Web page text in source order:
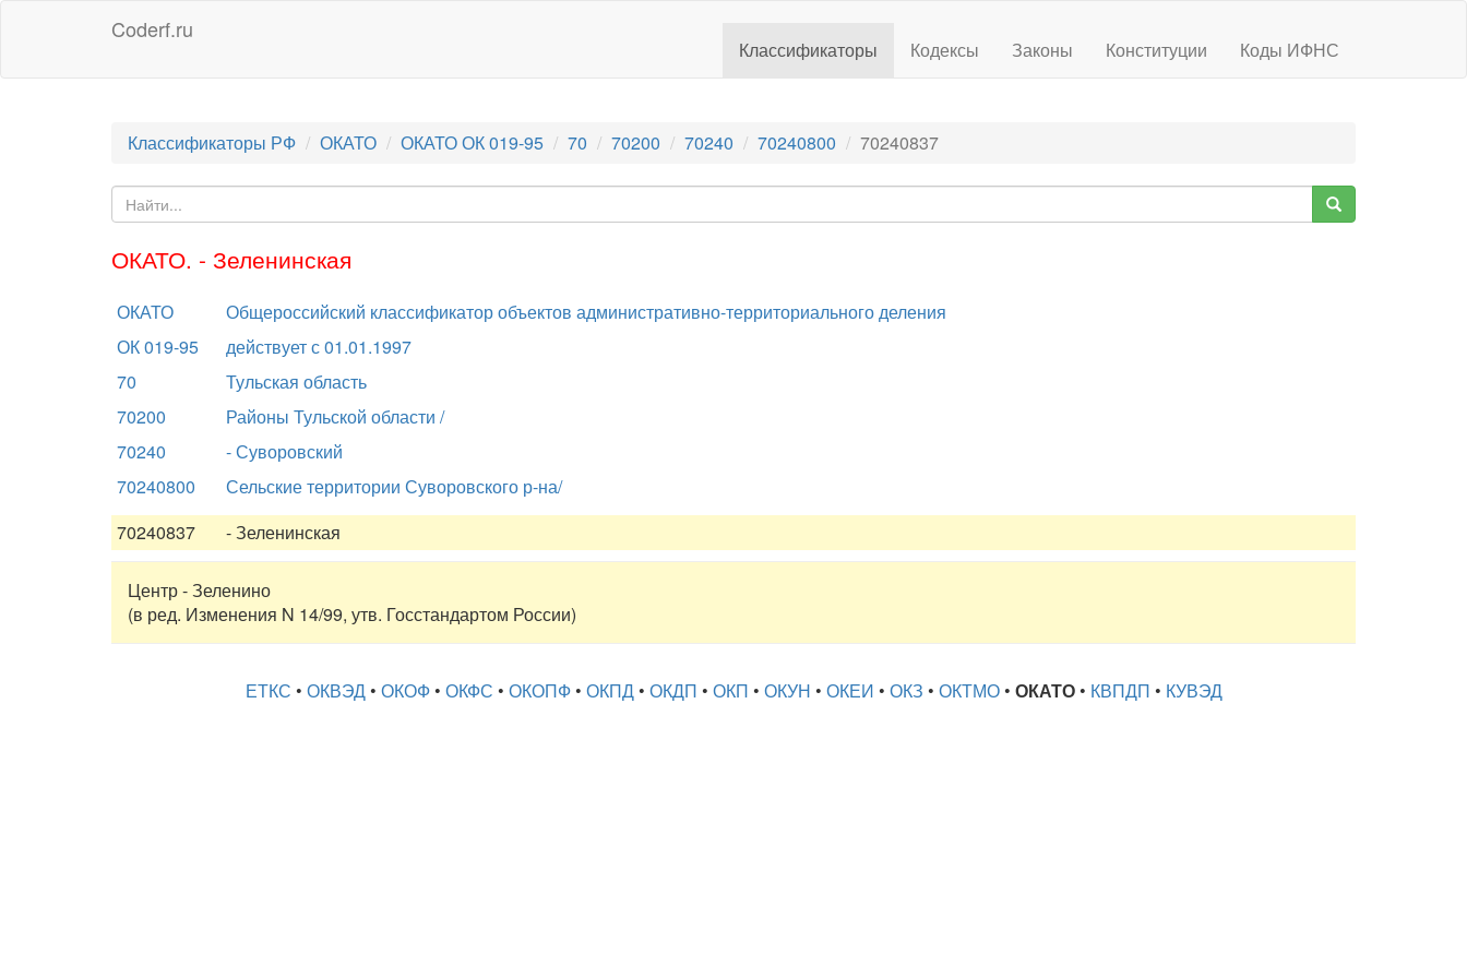
Coderf.ru
Классификаторы Кодексы Законы Конституции Коды ИФНС
Классификаторы РФ ОКАТО ОКАТО ОК 019-95 70 70200 70240 70240800 70240837
ОКАТО. - Зеленинская
ОКАТО
Общероссийский классификатор объектов административно-территориального деления
ОК 019-95
действует с 01.01.1997
70
Тульская область
70200
Районы Тульской области /
70240
- Суворовский
70240800
Сельские территории Суворовского р-на/
70240837
- Зеленинская
Центр - Зеленино
(в ред. Изменения N 14/99, утв. Госстандартом России)
ЕТКС • ОКВЭД• ОКОФ• ОКФС • ОКОПФ• ОКПД• ОКДП • ОКП • ОКУН • ОКЕИ • ОКЗ • ОКТМО• ОКАТО• КВПДП • КУВЭД